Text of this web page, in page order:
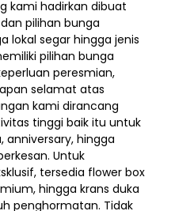
kami hadirkan dibuat
pilihan bunga
lokal segar hingga jenis
pilihan bunga
peresmian,
selamat atas
kami dirancang
tinggi baik itu untuk
anniversary, hingga
Untuk
tersedia flower box
hingga krans duka
penghormatan. Tidak